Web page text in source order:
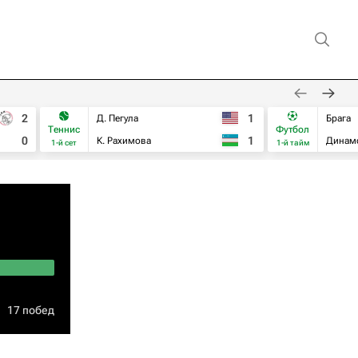
2
0
Теннис
1-й сет
Д. Пегула
К. Рахимова
1
1
Футбол
1-й тайм
Брага
17 побед